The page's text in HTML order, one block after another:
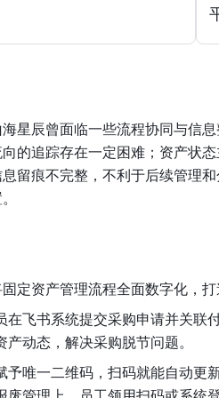
星辰曾面临一些流程协同与信
的追踪存在一定困难；资产状
留痕不完整，不利于后续管理
定资产管理流程全面数字化，打
在飞书系统提交采购申请并关联
动态，解决采购脱节问题。
予唯一二维码，扫码就能自动